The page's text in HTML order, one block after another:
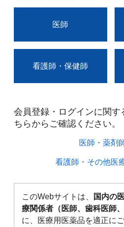
医師
看護師・保健師
会員登録・ログインに関す
ちらからご確認ください。​
医師・薬剤
看護師・その他医
このWebサイトは、
国内の
療関係者（医師、歯科医師、
に、医療用医薬品を適正に